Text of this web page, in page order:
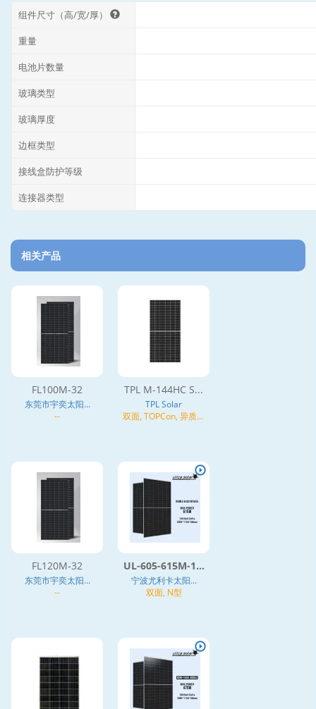
组件尺寸（高/宽/厚）
重量
电池片数量
玻璃类型
玻璃厚度
边框类型
接线盒防护等级
连接器类型
相关产品
FL100M-32
东莞市宇奕太阳...
--
TPL M-144HC S...
TPL Solar
双面, TOPCon, 异质结
FL120M-32
东莞市宇奕太阳...
--
UL-605-615M-1...
宁波尤利卡太阳...
双面, N型